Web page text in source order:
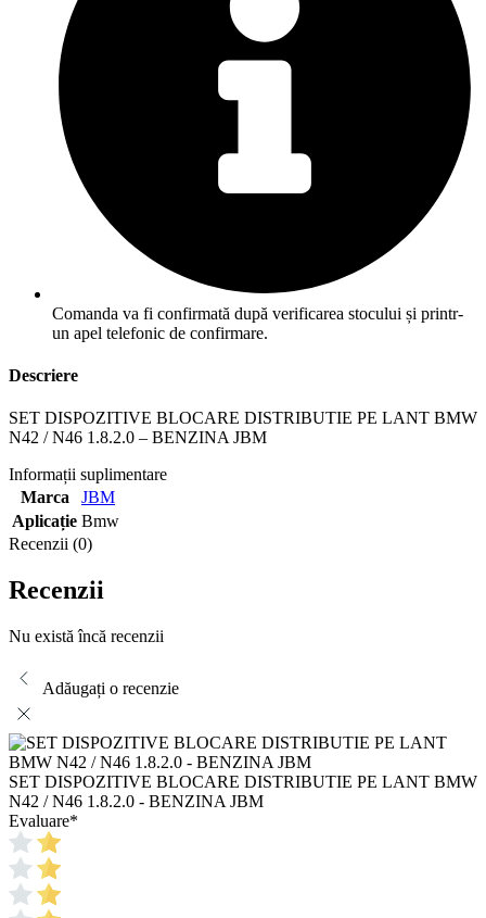
Comanda va fi confirmată după verificarea stocului și printr-
un apel telefonic de confirmare.
Descriere
SET DISPOZITIVE BLOCARE DISTRIBUTIE PE LANT BMW
N42 / N46 1.8.2.0 – BENZINA JBM
Informații suplimentare
Marca
JBM
Aplicație Bmw
Recenzii (0)
Recenzii
Nu există încă recenzii
Adăugați o recenzie
SET DISPOZITIVE BLOCARE DISTRIBUTIE PE LANT BMW
N42 / N46 1.8.2.0 - BENZINA JBM
Evaluare*